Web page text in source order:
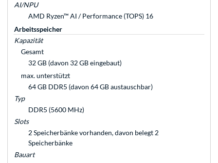
AI/NPU
AMD Ryzen™ AI / Performance (TOPS) 16
Arbeitsspeicher
Kapazität
Gesamt
32 GB (davon 32 GB eingebaut)
max. unterstützt
64 GB DDR5 (davon 64 GB austauschbar)
Typ
DDR5 (5600 MHz)
Slots
2 Speicherbänke vorhanden, davon belegt 2
Speicherbänke
Bauart